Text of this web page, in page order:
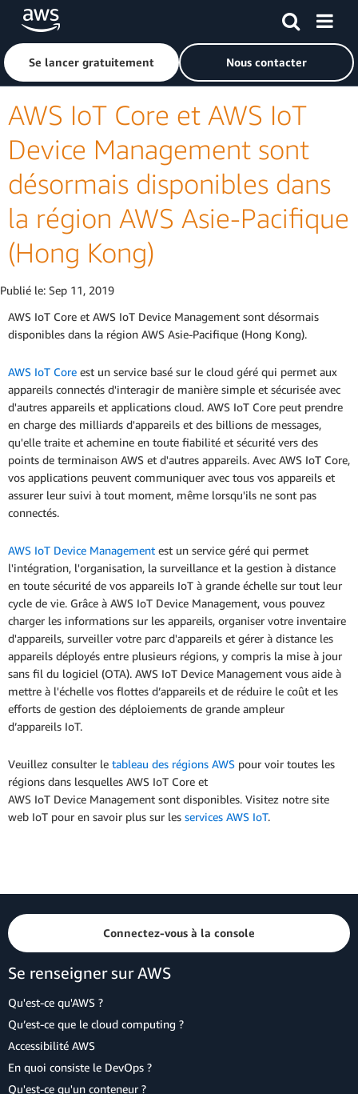
Passer au contenu principal
Cliquer ici pour revenir à la page d'accueil d'Amazon Web
Se lancer gratuitement Nous contacter
AWS IoT Core et AWS IoT
Device Management sont
désormais disponibles dans
la région AWS Asie-Pacifique
(Hong Kong)
Publié le: Sep 11, 2019
AWS IoT Core et AWS IoT Device Management sont désormais
disponibles dans la région AWS Asie-Pacifique (Hong Kong).
AWS IoT Core est un service basé sur le cloud géré qui permet aux
appareils connectés d'interagir de manière simple et sécurisée avec
d'autres appareils et applications cloud. AWS IoT Core peut prendre
en charge des milliards d'appareils et des billions de messages,
qu'elle traite et achemine en toute fiabilité et sécurité vers des
points de terminaison AWS et d'autres appareils. Avec AWS IoT Core,
vos applications peuvent communiquer avec tous vos appareils et
assurer leur suivi à tout moment, même lorsqu'ils ne sont pas
connectés.
AWS IoT Device Management est un service géré qui permet
l'intégration, l'organisation, la surveillance et la gestion à distance
en toute sécurité de vos appareils IoT à grande échelle sur tout leur
cycle de vie. Grâce à AWS IoT Device Management, vous pouvez
charger les informations sur les appareils, organiser votre inventaire
d'appareils, surveiller votre parc d'appareils et gérer à distance les
appareils déployés entre plusieurs régions, y compris la mise à jour
sans fil du logiciel (OTA). AWS IoT Device Management vous aide à
mettre à l'échelle vos flottes d’appareils et de réduire le coût et les
efforts de gestion des déploiements de grande ampleur
d’appareils IoT.
Veuillez consulter le tableau des régions AWS pour voir toutes les
régions dans lesquelles AWS IoT Core et
AWS IoT Device Management sont disponibles. Visitez notre site
web IoT pour en savoir plus sur les services AWS IoT.
Connectez-vous à la console
Se renseigner sur AWS
Qu'est-ce qu'AWS ?
Qu’est-ce que le cloud computing ?
Accessibilité AWS
En quoi consiste le DevOps ?
Qu'est-ce qu'un conteneur ?